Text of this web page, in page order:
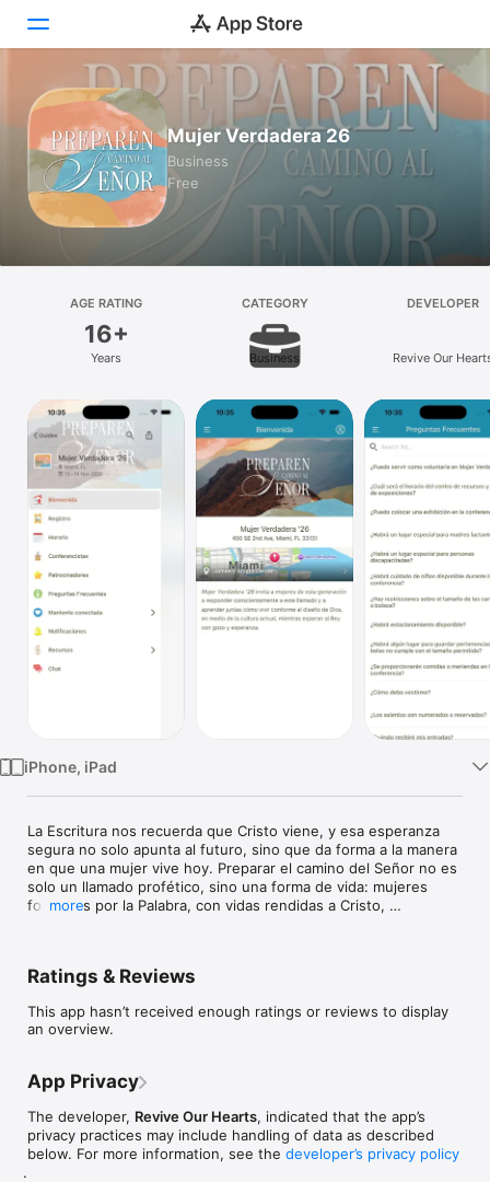
Today
Games
Apps
Platform
iPad
Mac
Vision
Watch
TV
Mujer Verdadera 26
Business
Free
AGE RATING
16+
Years
CATEGORY
Business
DEVELOPER
Revive Our
iPhone, iPad
La Escritura nos recuerda que Cristo viene, y esa esperanza
segura no solo apunta al futuro, sino que da forma a la manera
en que una mujer vive hoy. Preparar el camino del Señor no es
solo un llamado profético, sino una forma de vida: mujeres
formadas por la Palabra, con vidas rendidas a Cristo,
responder conscientemente a este llamado y a aprender
cultura actual, mientras esperan al Rey con gozo y esperanza.
conferencia de dos días centrada en la Palabra de Dios. Juntas
reflexionaremos en la esperanza segura del regreso de Cristo
y en lo que esa verdad significa para la manera en que vivimos
hoy, como mujeres formadas por la Palabra y llamadas a la
fidelidad en medio de esta generación.
more
Ratings & Reviews
This app hasn’t received enough ratings or reviews to display
an overview.
App Privacy
The developer, Revive Our Hearts, indicated that the app’s
privacy practices may include handling of data as described
below. For more information, see the developer’s privacy policy
.